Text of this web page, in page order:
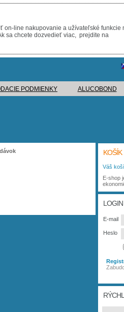
PODMIENKY ALUCOBOND
KOŠÍK
Váš
E-shop
LOGIN
E-mail
Heslo
on-line nakupovanie a užívateľské funkcie
sa chcete dozvedieť viac, prejdite na